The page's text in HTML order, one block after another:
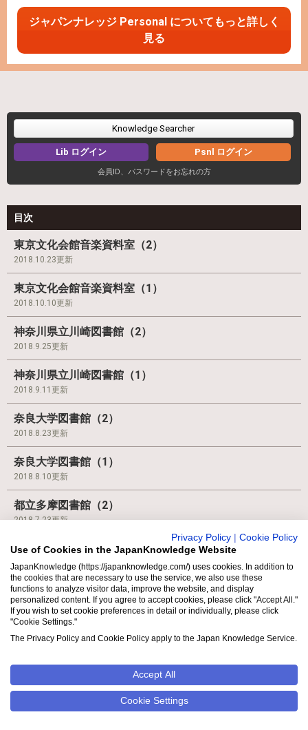
ジャパンナレッジ Personal についてもっと詳しく
見る
Knowledge Searcher
Lib ログイン Psnl ログイン
会員ID、パスワードをお忘れの方
目次
東京文化会館音楽資料室（2）
2018.10.23更新
東京文化会館音楽資料室（1）
2018.10.10更新
神奈川県立川崎図書館（2）
2018.9.25更新
神奈川県立川崎図書館（1）
2018.9.11更新
奈良大学図書館（2）
2018.8.23更新
奈良大学図書館（1）
2018.8.10更新
都立多摩図書館（2）
2018.7.23更新
都立多摩図書館（1）
2018.7.10更新
旅の図書館（2）
2018.6.25更新
旅の図書館（1）
国際基督教大学（ICU）図書館（2）
2018.5.23更新
Privacy Policy
Cookie Policy
Use of Cookies in the JapanKnowledge Website
JapanKnowledge (https://japanknowledge.com/) uses cookies. In addition to
the cookies that are necessary to use the service, we also use these
functions to analyze visitor data, improve the website, and display
personalized content. If you agree to accept cookies, please click "Accept All."
If you wish to set cookie preferences in detail or individually, please click
"Cookie Settings."
The Privacy Policy and Cookie Policy apply to the Japan Knowledge Service.
Accept All
Cookie Settings